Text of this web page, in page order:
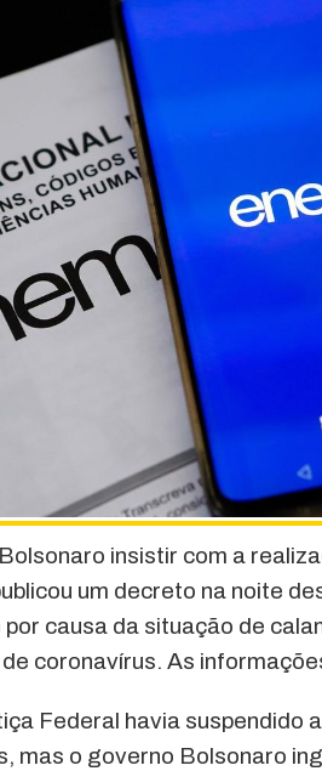
insistir com a
um decreto na noite
causa da situação de
coronavírus. As
Federal havia suspendido
mas o governo Bolsonaro